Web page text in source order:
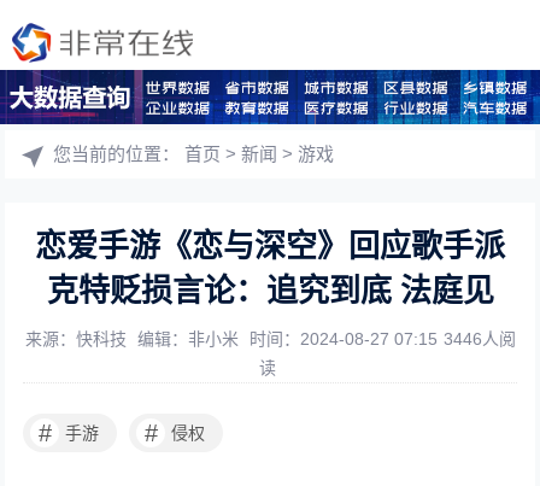
您当前的位置：首页 >新闻 > 游戏
恋爱手游《恋与深空》回应歌手派
克特贬损言论：追究到底 法庭见
来源：快科技 编辑：非小米 时间：2024-08-27 07:15 3446人阅
读
# 手游 # 侵权